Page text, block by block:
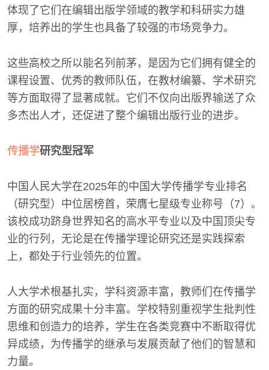
体现了它们在编辑出版学领域的教学和科研实力雄
厚，培养出的学生也具备了较强的市场竞争力。
这些高校之所以能名列前茅，是因为它们拥有健全的
课程设置、优秀的教师队伍，在教材编纂、学术研究
等方面取得了显著成就。它们不仅向出版界输送了众
多杰出人才，还促进了整个编辑出版行业的进步。
传播学研究型冠军
中国人民大学在2025年的中国大学传播学专业排名
（研究型）中位居榜首，荣膺七星级专业称号（7）。
该校成功跻身世界知名的高水平专业以及中国顶尖专
业的行列，无论是在传播学理论研究还是实践探索
上，都处于行业领先的位置。
人大学术根基扎实，学科资源丰富，教师们在传播学
方面的研究成果十分丰富。学校特别重视学生批判性
思维和创造力的培养，学生在各类竞赛中不断取得优
异成绩，为传播学的继承与发展贡献了他们的智慧和
力量。